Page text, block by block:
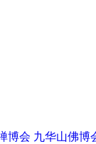
博会 九华山佛博